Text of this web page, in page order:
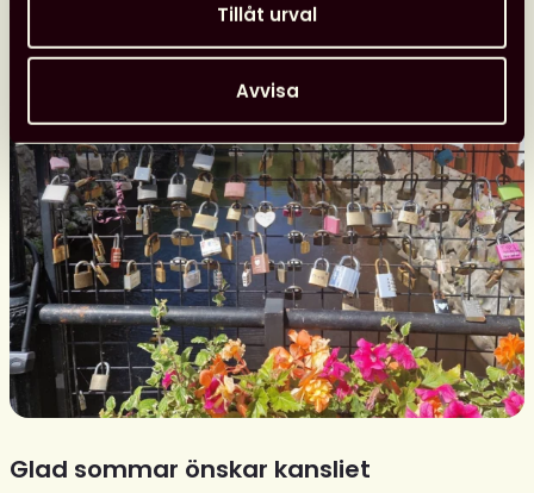
Tillåt urval
Avvisa
Glad sommar önskar kansliet